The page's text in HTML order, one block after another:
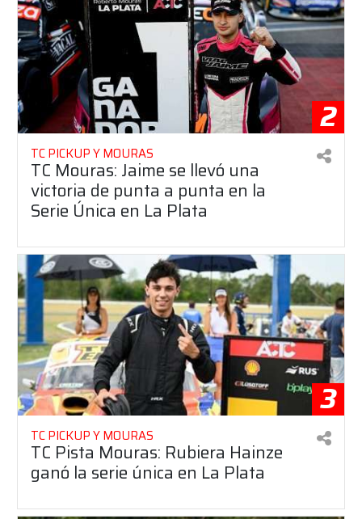
2
TC PICKUP Y MOURAS
TC Mouras: Jaime se llevó una
victoria de punta a punta en la
Serie Única en La Plata
3
TC PICKUP Y MOURAS
TC Pista Mouras: Rubiera Hainze
ganó la serie única en La Plata